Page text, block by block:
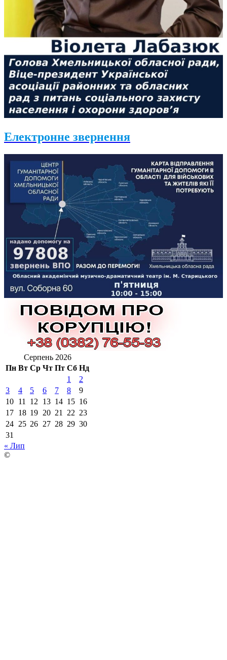
Електронне звернення
Серпень 2026
Пн Вт Ср Чт Пт Сб Нд
1
2
3
4 5 6 7 8
9
10 11 12 13 14 15 16
17 18 19 20 21 22 23
24 25 26 27 28 29 30
31
« Лип
©